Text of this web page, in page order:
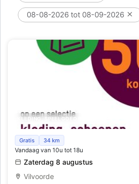
08-08-2026 tot 08-09-2026
KLEDING, SPEELGOED BEURZEN
Stockverkoop
Gratis 34 km
Vandaag van 10u tot 18u
Zaterdag 8 augustus
Vilvoorde